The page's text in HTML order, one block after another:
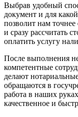
Выбрав удобный
документ и для
позволит нам
и сразу рассчитать
оплатить услугу
После выполнения
компетентные
делают
обращаются в
работа в наших
качественное и